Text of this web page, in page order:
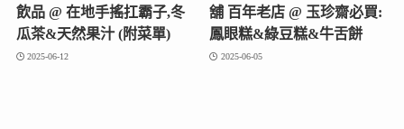
飲品 @ 在地手搖扛霸子,冬
瓜茶&天然果汁 (附菜單)
2025-06-12
舖 百年老店 @ 玉珍齋必買:
鳳眼糕&綠豆糕&牛舌餅
2025-06-05